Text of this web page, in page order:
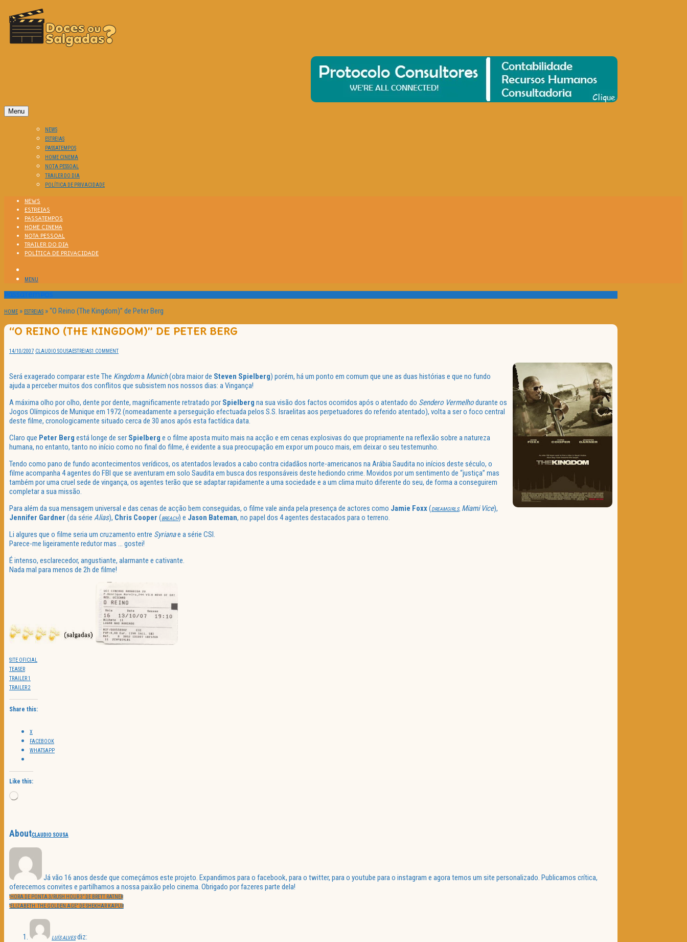
Menu
NEWS
ESTREIAS
PASSATEMPOS
HOME CINEMA
NOTA PESSOAL
TRAILER DO DIA
POLÍTICA DE PRIVACIDADE
NEWS
ESTREIAS
PASSATEMPOS
HOME CINEMA
NOTA PESSOAL
TRAILER DO DIA
POLÍTICA DE PRIVACIDADE
MENU
Passatempos
HOME » ESTREIAS »“O Reino (The Kingdom)” de Peter Berg
“O REINO (THE KINGDOM)” DE PETER BERG
14/10/2007 CLAUDIO SOUSAESTREIAS1 COMMENT
Será exagerado comparar este The Kingdoma Munich(obra maior de Steven Spielberg) porém, há um ponto em comum que une as duas histórias e que no fundo
ajuda a perceber muitos dos conflitos que subsistem nos nossos dias: a Vingança!
A máxima olho por olho, dente por dente, magnificamente retratado por Spielberg na sua visão dos factos ocorridos após o atentado do Sendero Vermelhodurante os
Jogos Olímpicos de Munique em 1972 (nomeadamente a perseguição efectuada pelos S.S. Israelitas aos perpetuadores do referido atentado), volta a ser o foco central
deste filme, cronologicamente situado cerca de 30 anos após esta factídica data.
Claro que Peter Berg está longe de ser Spielberg e o filme aposta muito mais na acção e em cenas explosivas do que propriamente na reflexão sobre a natureza
humana, no entanto, tanto no início como no final do filme, é evidente a sua preocupação em expor um pouco mais, em deixar o seu testemunho.
Tendo como pano de fundo acontecimentos verídicos, os atentados levados a cabo contra cidadãos norte-americanos na Arábia Saudita no inícios deste século, o
filme acompanha 4 agentes do FBI que se aventuram em solo Saudita em busca dos responsáveis deste hediondo crime. Movidos por um sentimento de “justiça” mas
também por uma cruel sede de vingança, os agentes terão que se adaptar rapidamente a uma sociedade e a um clima muito diferente do seu, de forma a conseguirem
completar a sua missão.
Para além da sua mensagem universal e das cenas de acção bem conseguidas, o filme vale ainda pela presença de actores como Jamie Foxx(DREAMGIRLS, Miami Vice),
Jennifer Gardner (da série Alias), Chris Cooper (BREACH) e Jason Bateman, no papel dos 4 agentes destacados para o terreno.
Li algures que o filme seria um cruzamento entre Syrianae a série CSI.
Parece-me ligeiramente redutor mas … gostei!
É intenso, esclarecedor, angustiante, alarmante e cativante.
Nada mal para menos de 2h de filme!
SITE OFICIAL
TEASER
TRAILER 1
TRAILER 2
Share this:
X
FACEBOOK
WHATSAPP
Like this:
Loading…
AboutCLAUDIO SOUSA
Já vão 16 anos desde que começámos este projeto. Expandimos para o facebook, para o twitter, para o youtube para o instagram e agora temos um site personalizado. Publicamos crítica,
oferecemos convites e partilhamos a nossa paixão pelo cinema. Obrigado por fazeres parte dela!
Navegação
de
artigos
PREVIOUS
POST:
“HORA DE PONTA 3/RUSH HOUR 3” DE BRETT RATNER
NEXT
POST:
“ELIZABETH: THE GOLDEN AGE” DE SHEKHAR KAPUR
LUÍS ALVES diz: